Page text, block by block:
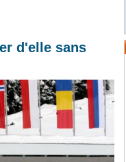
d'elle sans